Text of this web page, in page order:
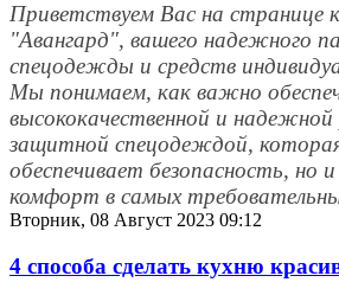
Приветствуем Вас на странице
"Авангард", вашего надежного
спецодежды и средств
Мы понимаем, как важно
высококачественной и надежной
защитной спецодеждой,
обеспечивает безопасность, но
комфорт в самых
Вторник, 08 Август 2023 09:12
4 способа сделать кухню